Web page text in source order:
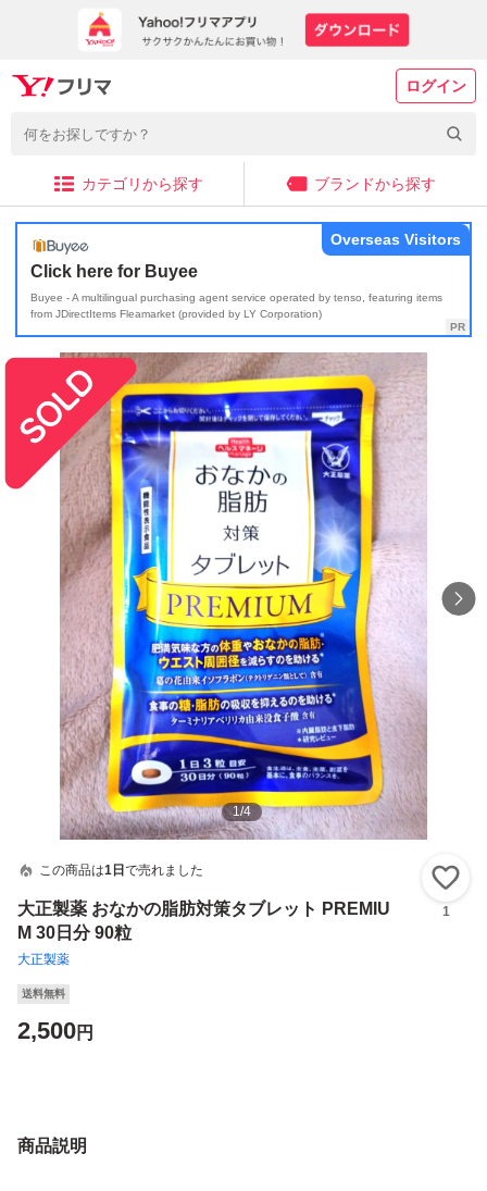
ログイン
カテゴリから探す ブランドから探す
Click here for Buyee
Buyee - A multilingual purchasing agent service operated by tenso, featuring items
from JDirectItems Fleamarket (provided by LY Corporation)
Overseas Visitors
1/4
この商品は1日 で売れました
大正製薬 おなかの脂肪対策タブレット PREMIU
M 30日分 90粒
大正製薬
1
送料無料
2,500円
商品説明